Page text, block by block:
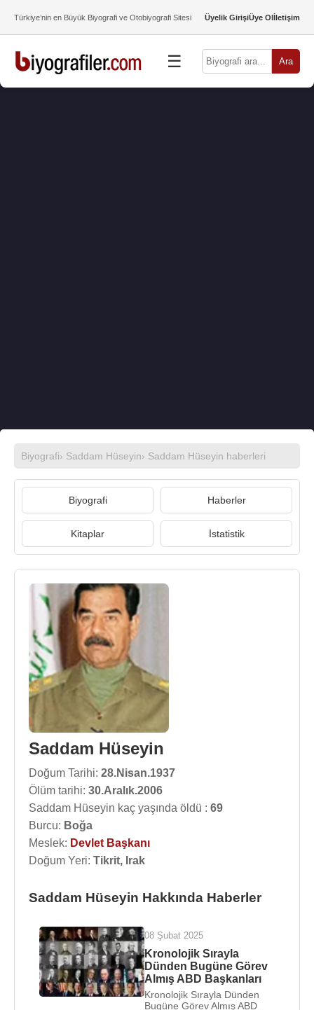
Türkiye’nin en Büyük Biyografi ve Otobiyografi Sitesi Üyelik GirişiÜye Olİletişim
☰ Ara
Biyografi› Saddam Hüseyin› Saddam Hüseyin haberleri
Biyografi Haberler
Kitaplar İstatistik
Saddam Hüseyin
Doğum Tarihi: 28.Nisan.1937
Ölüm tarihi: 30.Aralık.2006
Saddam Hüseyin kaç yaşında öldü : 69
Burcu: Boğa
Meslek: Devlet Başkanı
Doğum Yeri: Tikrit, Irak
Saddam Hüseyin Hakkında Haberler
08 Şubat 2025
Kronolojik Sırayla
Dünden Bugüne Görev
Almış ABD Başkanları
Kronolojik Sırayla Dünden
Bugüne Görev Almış ABD